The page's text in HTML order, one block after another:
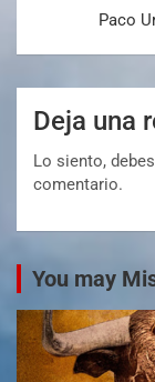
Paco
Deja una
Lo siento,
comentario.
You may